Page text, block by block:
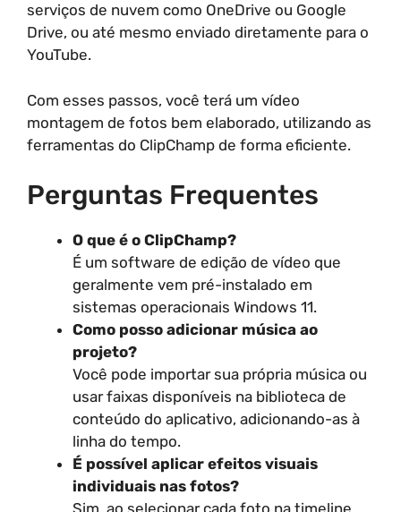
serviços de nuvem como OneDrive ou Google
Drive, ou até mesmo enviado diretamente para o
YouTube.
Com esses passos, você terá um vídeo
montagem de fotos bem elaborado, utilizando as
ferramentas do ClipChamp de forma eficiente.
Perguntas Frequentes
O que é o ClipChamp?
É um software de edição de vídeo que
geralmente vem pré-instalado em
sistemas operacionais Windows 11.
Como posso adicionar música ao
projeto?
Você pode importar sua própria música ou
usar faixas disponíveis na biblioteca de
conteúdo do aplicativo, adicionando-as à
linha do tempo.
É possível aplicar efeitos visuais
individuais nas fotos?
Sim, ao selecionar cada foto na timeline,